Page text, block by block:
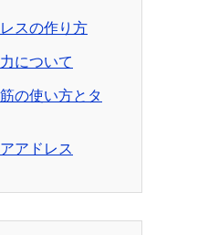
スの作り方
について
の使い方とタ
アドレス